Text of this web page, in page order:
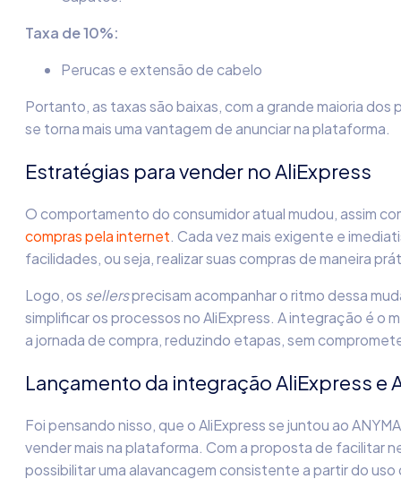
Taxa de 10%:
Perucas e extensão de cabelo
Portanto, as taxas são baixas, com a grande maioria
se torna mais uma vantagem de anunciar na plataforma.
Estratégias para vender no AliExpress
O comportamento do consumidor atual mudou, assim
compras pela internet. Cada vez mais exigente e
facilidades, ou seja, realizar suas compras de maneira
Logo, os sellersprecisam acompanhar o ritmo dessa
simplificar os processos no AliExpress. A integração é o
a jornada de compra, reduzindo etapas, sem
Lançamento da integração AliExpress e
Foi pensando nisso, que o AliExpress se juntou ao
vender mais na plataforma. Com a proposta de facilitar
possibilitar uma alavancagem consistente a partir do